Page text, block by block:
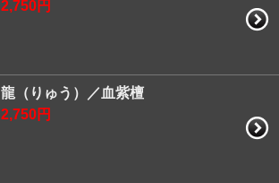
2,750円
龍（りゅう）／血紫檀
2,750円